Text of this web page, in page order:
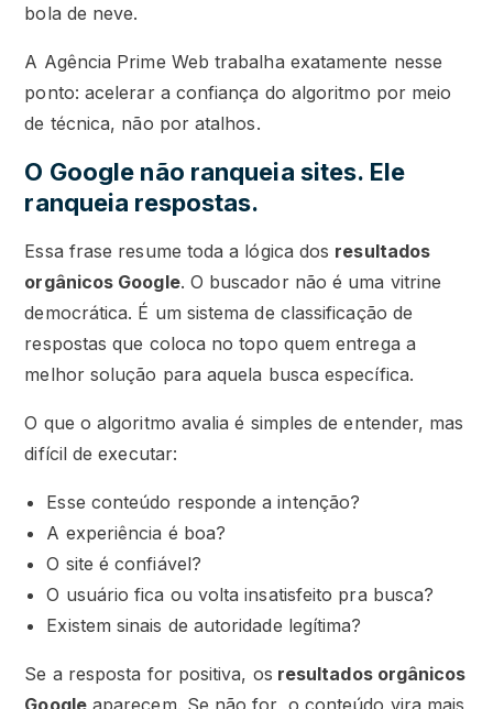
bola de neve.
A Agência Prime Web trabalha exatamente nesse
ponto: acelerar a confiança do algoritmo por meio
de técnica, não por atalhos.
O Google não ranqueia sites. Ele
ranqueia respostas.
Essa frase resume toda a lógica dos resultados
orgânicos Google. O buscador não é uma vitrine
democrática. É um sistema de classificação de
respostas que coloca no topo quem entrega a
melhor solução para aquela busca específica.
O que o algoritmo avalia é simples de entender, mas
difícil de executar:
Esse conteúdo responde a intenção?
A experiência é boa?
O site é confiável?
O usuário fica ou volta insatisfeito pra busca?
Existem sinais de autoridade legítima?
Se a resposta for positiva, os resultados orgânicos